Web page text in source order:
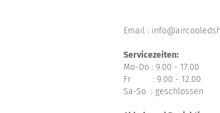
Email :
Servicezeiten:
Mo-Do : 9.00 - 17.00
Fr : 9.00 - 12.00
Sa-So : geschlossen